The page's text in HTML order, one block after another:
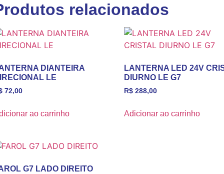
relacionados
DIANTEIRA
LE
72,00
ao carrinho
LANTERNA LED 24V
DIURNO LE G7
R$288,00
Adicionar ao carrinho
G7 LADO DIREITO